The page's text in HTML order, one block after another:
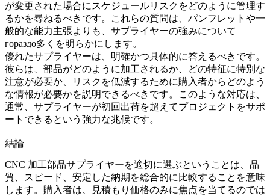
が変更された場合にスケジュールリスクをどのように管理す
るかを尋ねるべきです。これらの質問は、パンフレットや一
般的な能力主張よりも、サプライヤーの強みについて
гораздо多くを明らかにします。
優れたサプライヤーは、明確かつ具体的に答えるべきです。
彼らは、部品がどのように加工されるか、どの特征に特別な
注意が必要か、リスクを低減するために購入者からどのよう
な情報が必要かを説明できるべきです。このような対応は、
通常、サプライヤーが初回出荷を超えてプロジェクトをサポ
ートできるという強力な兆候です。
結論
CNC 加工部品サプライヤーを適切に選ぶということは、品
質、スピード、安定した納期を総合的に比較することを意味
します。購入者は、見積もり価格のみに焦点を当てるのでは